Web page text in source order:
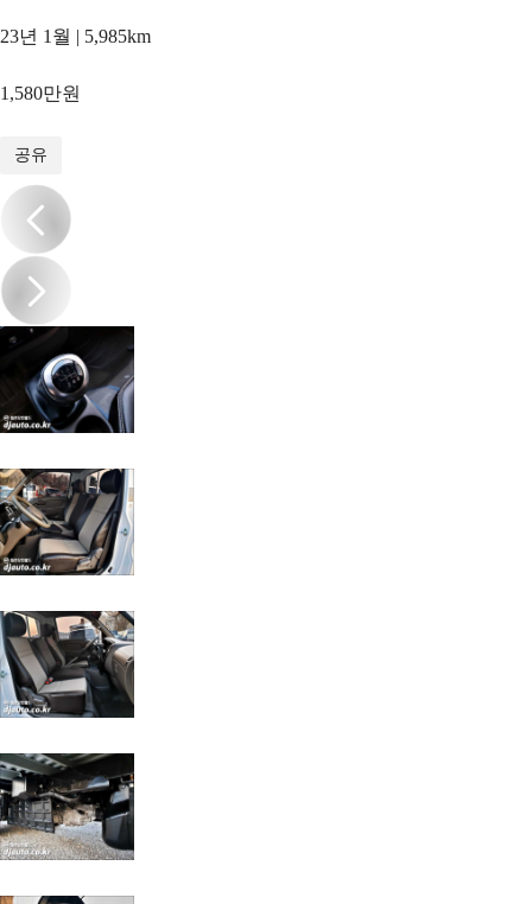
23년 1월 | 5,985km
1,580만원
공유
/15